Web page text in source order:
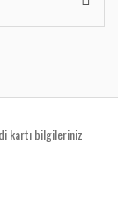
kartı bilgileriniz